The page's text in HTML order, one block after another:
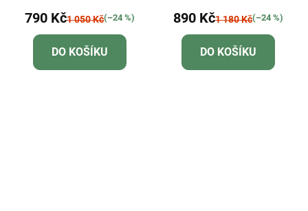
790 Kč1 050 Kč(–24 %)
DO KOŠÍKU
890 Kč1 180 Kč(–24 %)
DO KOŠÍKU